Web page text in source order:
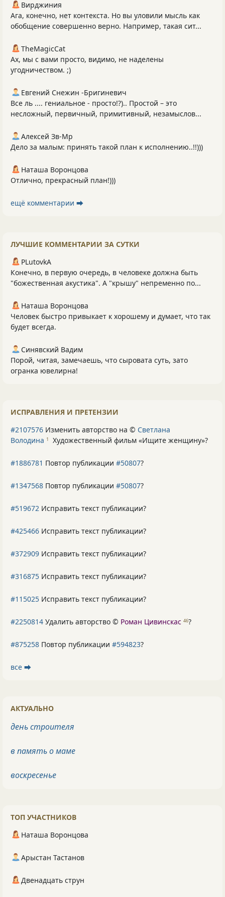
Вирджиния
Ага, конечно, нет контекста. Но вы уловили мысль как
обобщение совершенно верно. Например, такая сит...
TheMagicCat
Ах, мы с вами просто, видимо, не наделены
угодничеством. ;)
Евгений Снежин -Бригиневич
Все ль .... гениальное - просто!?).. Простой – это
несложный, первичный, примитивный, незамыслов...
Алексей Зв-Mp
Дело за малым: принять такой план к исполнению..!!)))
Наташа Воронцова
Отлично, прекрасный план!)))
ещё комментарии ⮕
ЛУЧШИЕ КОММЕНТАРИИ ЗА СУТКИ
PLutоvkА
Конечно, в первую очередь, в человеке должна быть
"божественная акустика". А "крышу" непременно по...
Наташа Воронцова
Человек быстро привыкает к хорошему и думает, что так
будет всегда.
Синявский Вадим
Порой, читая, замечаешь, что сыровата суть, зато
огранка ювелирна!
ИСПРАВЛЕНИЯ И ПРЕТЕНЗИИ
#2107576 Изменить авторство на © Светлана
Володина 1 Художественный фильм «Ищите женщину»?
#1886781 Повтор публикации #50807?
#1347568 Повтор публикации #50807?
#519672 Исправить текст публикации?
#425466 Исправить текст публикации?
#372909 Исправить текст публикации?
#316875 Исправить текст публикации?
#115025 Исправить текст публикации?
#2250814 Удалить авторство © Роман Цивинскас 46?
#875258 Повтор публикации #594823?
все ⮕
АКТУАЛЬНО
день строителя
в память о маме
воскресенье
ТОП УЧАСТНИКОВ
Наташа Воронцова
Арыстан Тастанов
Двенадцать струн